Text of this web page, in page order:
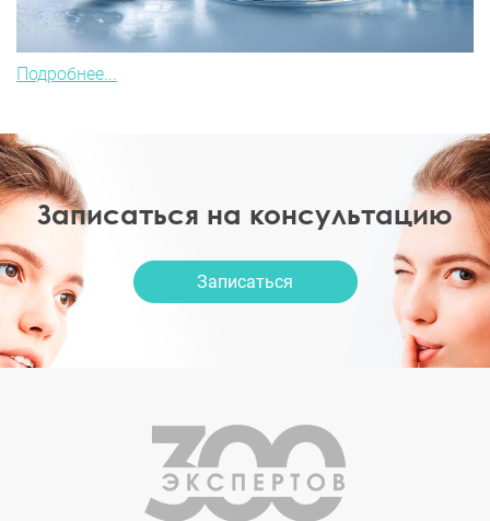
Подробнее...
Записаться на консультацию
Записаться